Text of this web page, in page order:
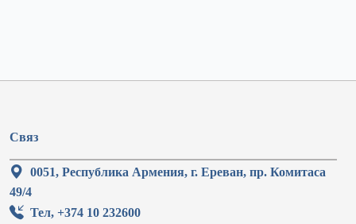
Связ
0051, Республика Армения, г. Ереван, пр. Комитаса
49/4
Тел, +374 10 232600